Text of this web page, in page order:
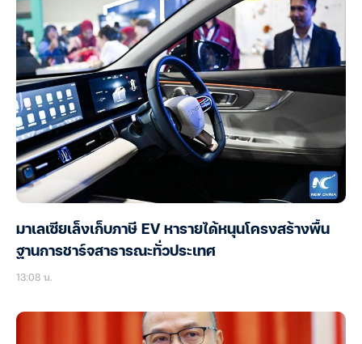
มาเลเซียเล็งเก็บภาษี EV หารายได้หนุนโครงสร้างพื้น
ฐานการชาร์จสาธารณะทั่วประเทศ
13:08 น.